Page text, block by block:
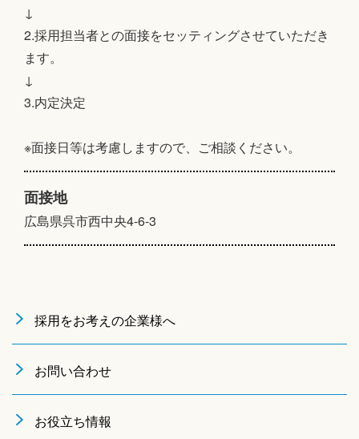
↓
2.採用担当者との面接をセッティングさせていただき
ます。
↓
3.内定決定
※面接日等は考慮しますので、ご相談ください。
面接地
広島県呉市西中央4-6-3
採用をお考えの企業様へ
お問い合わせ
お役立ち情報